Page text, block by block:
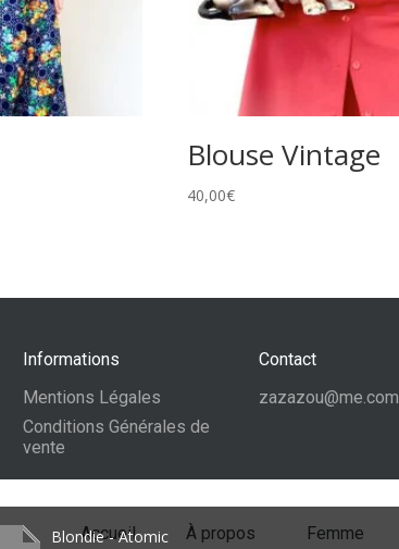
Blouse Vintage
40,00€
Informations
Mentions Légales
Conditions Générales de
vente
Contact
zazazou@me.com
Accueil À propos Femme
Blondie - Atomic